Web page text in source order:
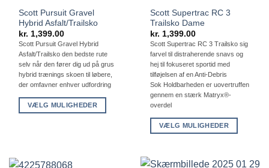
Mulighederne
kan
vælges
på
varesiden
varianter.
Mulighederne
kan
vælges
på
varesiden
Scott Pursuit Gravel
Hybrid Asfalt/Trailsko
kr. 1,399.00
Scott Pursuit Gravel Hybrid
Asfalt/Trailsko den bedste rute
selv når den fører dig ud på grus
hybrid trænings skoen til løbere,
der omfavner enhver udfordring
VÆLG MULIGHEDER
Scott Supertrac RC 3
Trailsko Dame
kr. 1,399.00
Scott Supertrac RC 3 Trailsko sig
farvel til distraherende snavs og
hej til fokuseret sportid med
tilføjelsen af ​​en Anti-Debris
Sok Holdbarheden er uovertruffen
gennem en stærk Matryx®-
overdel
VÆLG MULIGHEDER
har